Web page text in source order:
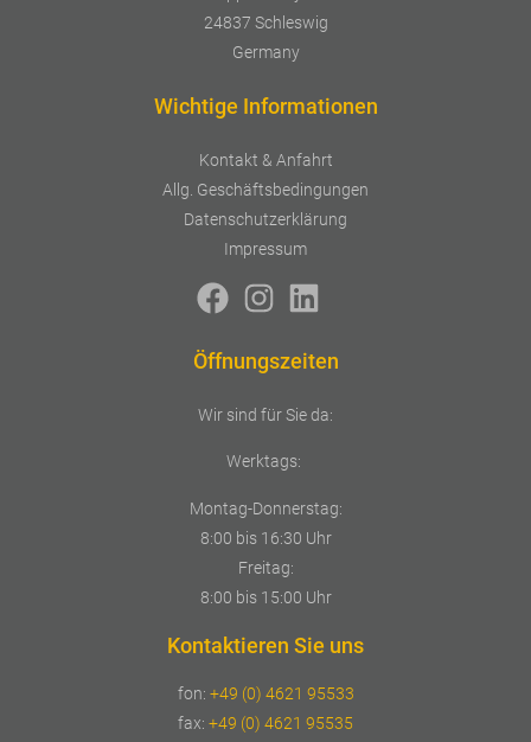
NEU
24837 Schleswig
Germany
Wichtige Informationen
Kontakt & Anfahrt
Allg. Geschäftsbedingungen
Datenschutzerklärung
Impressum
Öffnungszeiten
Wir sind für Sie da:
Werktags:
Montag-Donnerstag:
8:00 bis 16:30 Uhr
Freitag:
8:00 bis 15:00 Uhr
Kontaktieren Sie uns
fon: +49 (0) 4621 95533
fax: +49 (0) 4621 95535